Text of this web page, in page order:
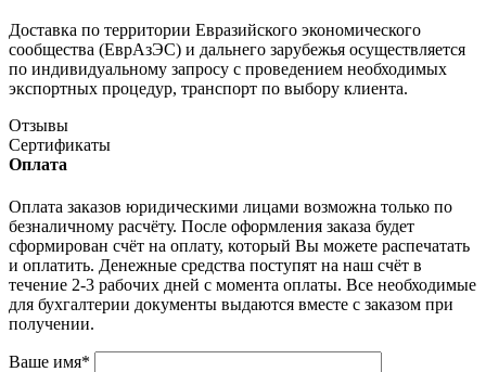
Доставка по территории Евразийского экономического
сообщества (ЕврАзЭС) и дальнего зарубежья осуществляется
по индивидуальному запросу с проведением необходимых
экспортных процедур, транспорт по выбору клиента.
Отзывы
Сертификаты
Оплата
Оплата заказов юридическими лицами возможна только по
безналичному расчёту. После оформления заказа будет
сформирован счёт на оплату, который Вы можете распечатать
и оплатить. Денежные средства поступят на наш счёт в
течение 2-3 рабочих дней с момента оплаты. Все необходимые
для бухгалтерии документы выдаются вместе с заказом при
получении.
Ваше имя*